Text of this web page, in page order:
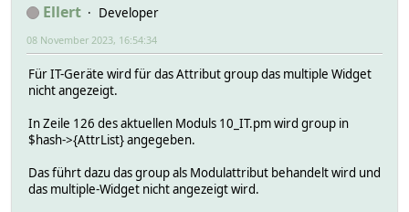
Ellert Developer
08 November 2023, 16:54:34
Für IT-Geräte wird für das Attribut group das multiple Widget
nicht angezeigt.
In Zeile 126 des aktuellen Moduls 10_IT.pm wird group in
$hash->{AttrList} angegeben.
Das führt dazu das group als Modulattribut behandelt wird und
das multiple-Widget nicht angezeigt wird.